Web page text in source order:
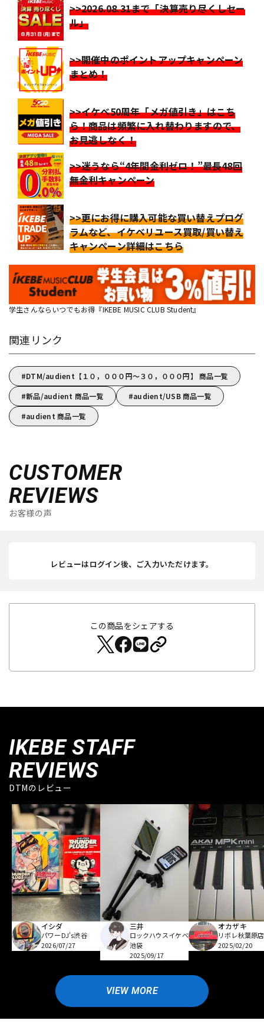
>>2026.08.31まで「決算売り尽くしセー
ル」
>>開催中のポイントアップキャンペーン
まとめ！
>>イケベ50周年「メガ値引き」はこち
ら！商品は頻繁に入れ替わりますので、
お見逃しなく！
>>迷うなら“4年間金利ゼロ！”最長48回
無金利キャンペーン
>>更にお得に購入可能な買い替えプログ
ラムなど、イケベリユース買取/買い替え
キャンペーン詳細はこちら
学生さんならいつでもお得『IKEBE MUSIC CLUB Student』
関連リンク
DTM/audient【１０，０００円～３０，０００円】 商品一覧
新品/audient 商品一覧
audient/USB 商品一覧
audient 商品一覧
CUSTOMER
REVIEWS
お客様の声
レビューはログイン後、ご入力いただけます。
この商品をシェアする
IKEBE STAFF
REVIEWS
DTMのレビュー
イシダ
パワーDJ's渋谷
2026/07/27
三井
ロックハウスイケベ
池袋
2025/09/17
オカザキ
リボレ秋葉原店
2025/02/20
VIEW MORE